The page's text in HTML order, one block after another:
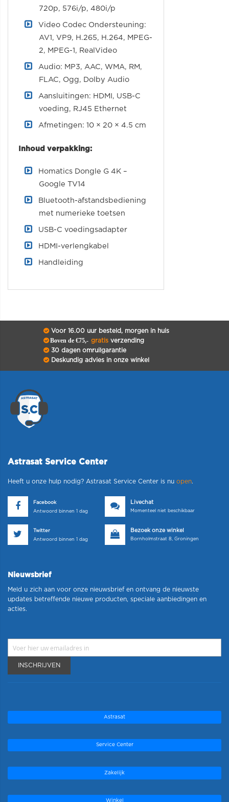
720p, 576i/p, 480i/p
Video Codec Ondersteuning:
AV1, VP9, H.265, H.264, MPEG-
2, MPEG-1, RealVideo
Audio: MP3, AAC, WMA, RM,
FLAC, Ogg, Dolby Audio
Aansluitingen: HDMI, USB-C
voeding, RJ45 Ethernet
Afmetingen: 10 × 20 × 4.5 cm
Inhoud verpakking:
Homatics Dongle G 4K –
Google TV14
Bluetooth-afstandsbediening
met numerieke toetsen
USB-C voedingsadapter
HDMI-verlengkabel
Handleiding
Voor 16.00 uur besteld, morgen in huis
Boven de €75,- gratisverzending
30 dagen omruilgarantie
Deskundig advies in onze winkel
Astrasat Service Center
Heeft u onze hulp nodig? Astrasat Service Center is nu open.
Facebook
Antwoord binnen 1 dag
Livechat
Momenteel niet beschikbaar
Twitter
Antwoord binnen 1 dag
Bezoek onze winkel
Bornholmstraat 8, Groningen
Nieuwsbrief
Meld u zich aan voor onze nieuwsbrief en ontvang de nieuwste
updates betreffende nieuwe producten, speciale aanbiedingen en
acties.
INSCHRIJVEN
Astrasat
Service Center
Zakelijk
Winkel